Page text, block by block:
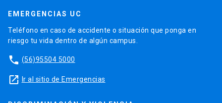
EMERGENCIAS UC
Teléfono en caso de accidente o situación que ponga en
riesgo tu vida dentro de algún campus.
phone (56)95504 5000
launch Ir al sitio de Emergencias